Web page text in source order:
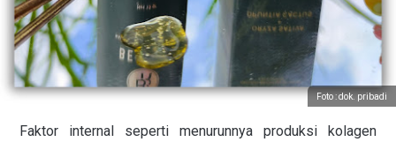
Foto : dok. pribadi
Faktor internal seperti menurunnya produksi kolagen